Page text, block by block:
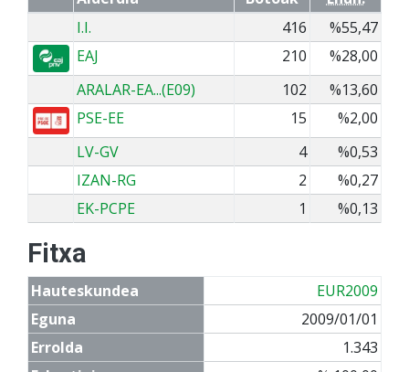
I.I.
416
%55,47
EAJ
210
%28,00
ARALAR-EA...(E09)
102
%13,60
PSE-EE
15
%2,00
LV-GV
4
%0,53
IZAN-RG
2
%0,27
EK-PCPE
1 %0,13
Fitxa
Hauteskundea
EUR2009
Eguna
2009/01/01
Errolda
1.343